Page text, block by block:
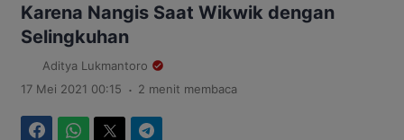
Karena Nangis Saat Wikwik dengan
Selingkuhan
Aditya Lukmantoro
17 Mei 2021 00:15 . 2 menit membaca